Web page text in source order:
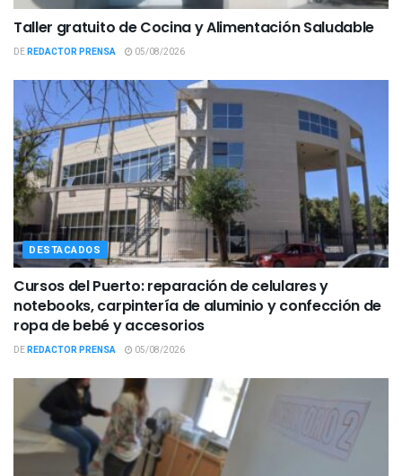
Taller gratuito de Cocina y Alimentación Saludable
DEREDACTOR PRENSA 05/08/2026
DESTACADOS
Cursos del Puerto: reparación de celulares y
notebooks, carpintería de aluminio y confección de
ropa de bebé y accesorios
DEREDACTOR PRENSA 05/08/2026